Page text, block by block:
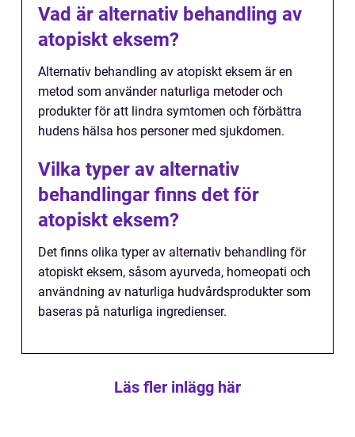
Vad är alternativ behandling av
atopiskt eksem?
Alternativ behandling av atopiskt eksem är en
metod som använder naturliga metoder och
produkter för att lindra symtomen och förbättra
hudens hälsa hos personer med sjukdomen.
Vilka typer av alternativ
behandlingar finns det för
atopiskt eksem?
Det finns olika typer av alternativ behandling för
atopiskt eksem, såsom ayurveda, homeopati och
användning av naturliga hudvårdsprodukter som
baseras på naturliga ingredienser.
Läs fler inlägg här